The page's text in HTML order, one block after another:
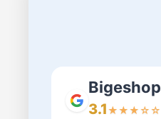
Bigeshop
3.1★★★☆☆